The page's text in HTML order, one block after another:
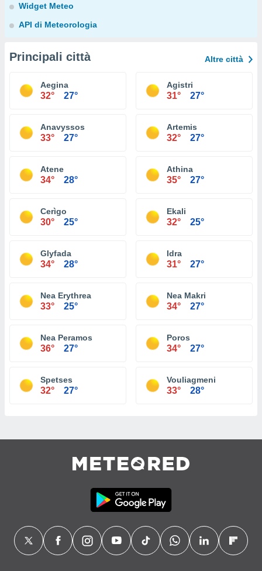
Widget Meteo
API di Meteorologia
Principali città Altre città
Aegina
32° 27°
Agistri
31° 27°
Anavyssos
33° 27°
Artemis
32° 27°
Atene
34° 28°
Athina
35° 27°
Cerìgo
30° 25°
Ekali
32° 25°
Glyfada
34° 28°
Idra
31° 27°
Nea Erythrea
33° 25°
Nea Makri
34° 27°
Nea Peramos
36° 27°
Poros
34° 27°
Spetses
32° 27°
Vouliagmeni
33° 28°